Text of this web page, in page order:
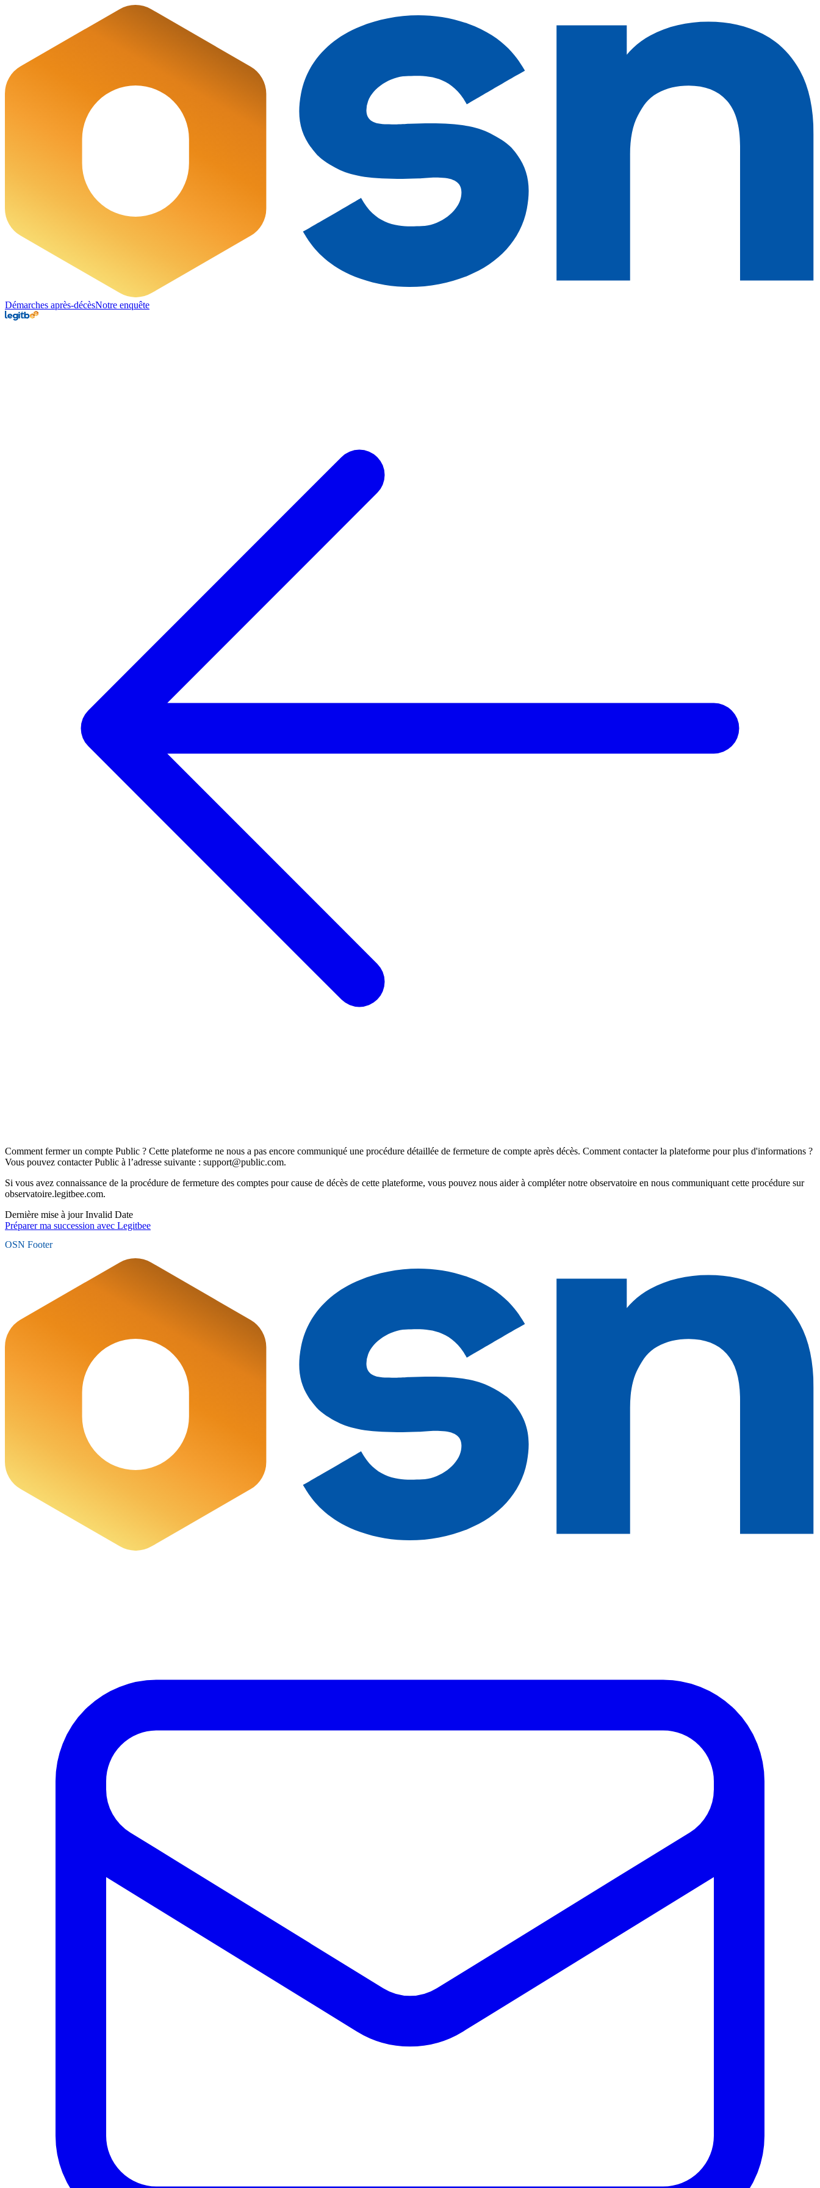
Démarches après-décèsNotre enquête
Comment fermer un compte Public ? Cette plateforme ne nous a pas encore communiqué une procédure détaillée de fermeture de compte après décès. Comment contacter la plateforme pour plus d'informations ?
Vous pouvez contacter Public à l’adresse suivante : support@public.com.
Si vous avez connaissance de la procédure de fermeture des comptes pour cause de décès de cette plateforme, vous pouvez nous aider à compléter notre observatoire en nous communiquant cette procédure sur
observatoire.legitbee.com.
Dernière mise à jour Invalid Date
Préparer ma succession avec Legitbee
OSN Footer